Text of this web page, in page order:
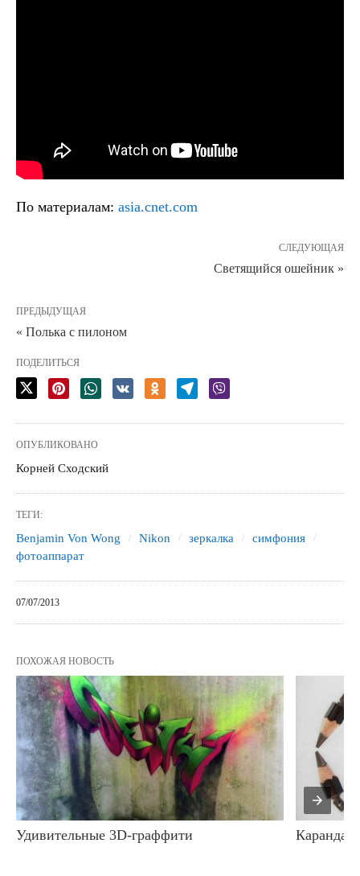
По материалам: asia.cnet.com
СЛЕДУЮЩАЯ
Светящийся ошейник »
ПРЕДЫДУЩАЯ
« Полька с пилоном
ПОДЕЛИТЬСЯ
ОПУБЛИКОВАНО
Корней Сходский
ТЕГИ:
Benjamin Von Wong Nikon зеркалка
симфония
фотоаппарат
07/07/2013
ПОХОЖАЯ НОВОСТЬ
Удивительные 3D-граффити Карандаш